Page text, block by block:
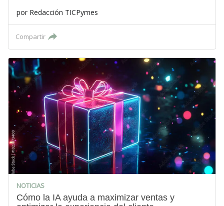
por Redacción TICPymes
Compartir
NOTICIAS
Cómo la IA ayuda a maximizar ventas y